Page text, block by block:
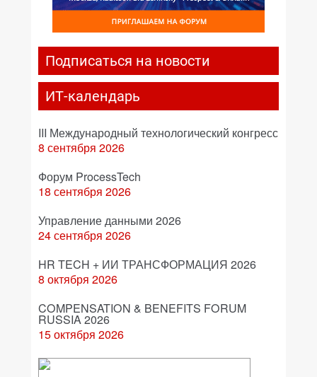
Подписаться на новости
ИТ-календарь
III Международный технологический конгресс
8 сентября 2026
Форум ProcessTech
18 сентября 2026
Управление данными 2026
24 сентября 2026
HR TECH + ИИ ТРАНСФОРМАЦИЯ 2026
8 октября 2026
COMPENSATION & BENEFITS FORUM
RUSSIA 2026
15 октября 2026